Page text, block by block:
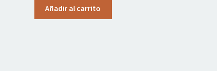
Añadir al carrito